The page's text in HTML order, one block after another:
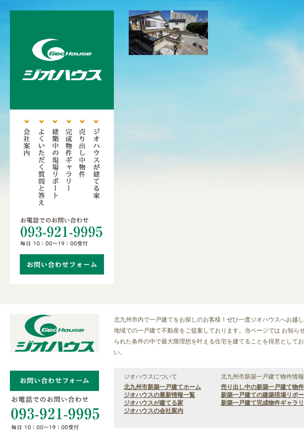
北九州市内で一戸建てをお探しのお客様！ぜひ一度ジオハウスへお越
地域での一戸建て不動産をご提案しております。当ページでは お知
られた条件の中で最大限理想を叶える住宅を建てることを得意として
い。
ジオハウスについて
北九州市新築一戸建てホーム
ジオハウスの最新情報一覧
ジオハウスが建てる家
ジオハウスの会社案内
北九州市新築一戸建て物件情報
売り出し中の新築一戸建て物
新築一戸建ての建築現場リポ
新築一戸建て完成物件ギャラ